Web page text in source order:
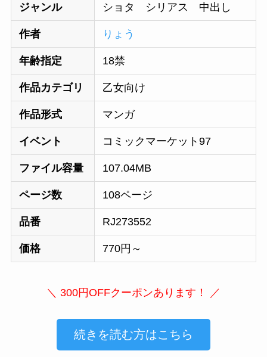
ジャンル ショタ シリアス 中出し
作者 りょう
年齢指定 18禁
作品カテゴリ 乙女向け
作品形式 マンガ
イベント コミックマーケット97
ファイル容量 107.04MB
ページ数 108ページ
品番 RJ273552
価格 770円～
＼ 300円OFFクーポンあります！ ／
続きを読む方はこちら